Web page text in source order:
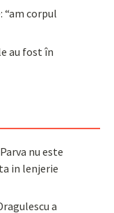
“am corpul
au fost în
nu este
in lenjerie
a